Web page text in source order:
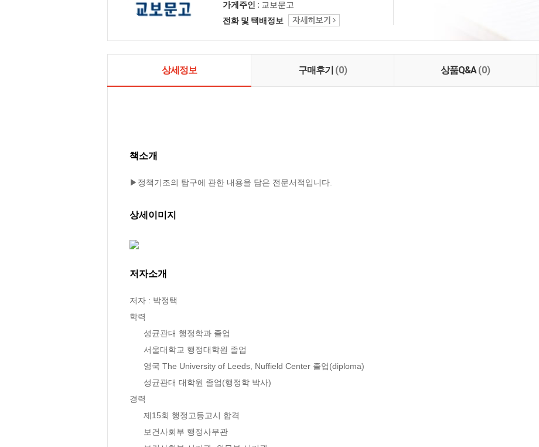
가게주인 : 교보문고
전화 및 택배정보
상세정보 구매후기 (0) 상품Q&A(0)
책소개
▶정책기조의 탐구에 관한 내용을 담은 전문서적입니다.
상세이미지
저자소개
저자 : 박정택
학력
경력